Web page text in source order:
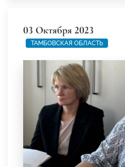
03 Октября 2023
ТАМБОВСКАЯ ОБЛАСТЬ